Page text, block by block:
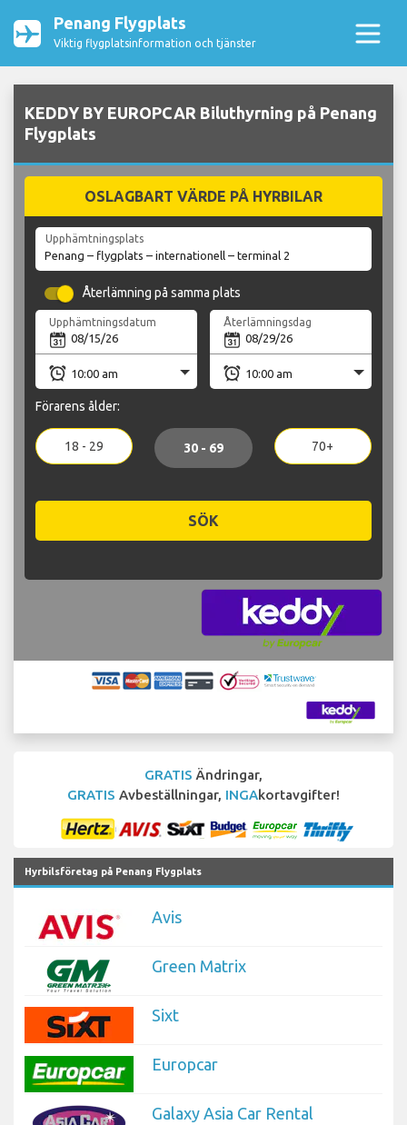
Penang Flygplats
Viktig flygplatsinformation och tjänster
KEDDY BY EUROPCAR Biluthyrning på Penang
Flygplats
OSLAGBART VÄRDE PÅ HYRBILAR
Upphämtningsplats
Återlämning på samma plats
Upphämtningsdatum Återlämningsdag
Förarens ålder:
18 - 29 30 - 69 70+
SÖK
GRATIS Ändringar,
GRATIS Avbeställningar, INGAkortavgifter!
Hyrbilsföretag på Penang Flygplats
Avis
Green Matrix
Sixt
Europcar
Galaxy Asia Car Rental